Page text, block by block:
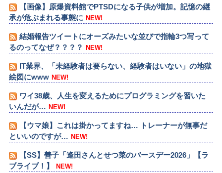
【画像】原爆資料館でPTSDになる子供が増加。記憶の継
承が危ぶまれる事態に NEW!
結婚報告ツイートにオーズみたいな並びで指輪3つ写って
るのってなぜ？？？？ NEW!
IT業界、「未経験者は要らない、経験者はいない」の地獄
絵図にwww NEW!
ワイ38歳、人生を変えるためにプログラミングを習いた
いんだが… NEW!
【ウマ娘】これは掛かってますね… トレーナーが無事だ
といいのですが… NEW!
【SS】善子「逢田さんとせつ菜のバースデー2026」【ラ
ブライブ！】
NEW!